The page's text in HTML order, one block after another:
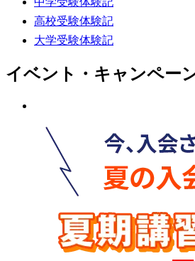
高校受験体験記
大学受験体験記
イベント・キャンペー